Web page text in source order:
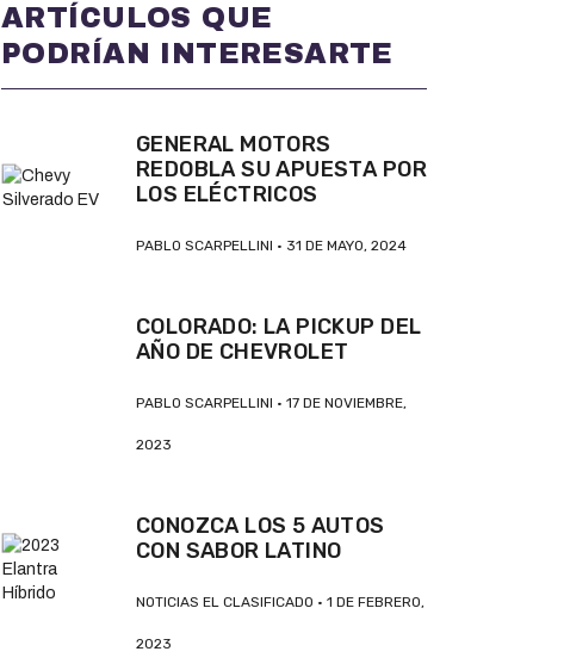
ARTÍCULOS QUE
PODRÍAN INTERESARTE
GENERAL MOTORS
REDOBLA SU APUESTA POR
LOS ELÉCTRICOS
PABLO SCARPELLINI 31 DE MAYO, 2024
COLORADO: LA PICKUP DEL
AÑO DE CHEVROLET
PABLO SCARPELLINI 17 DE NOVIEMBRE,
2023
CONOZCA LOS 5 AUTOS
CON SABOR LATINO
NOTICIAS EL CLASIFICADO 1 DE FEBRERO,
2023